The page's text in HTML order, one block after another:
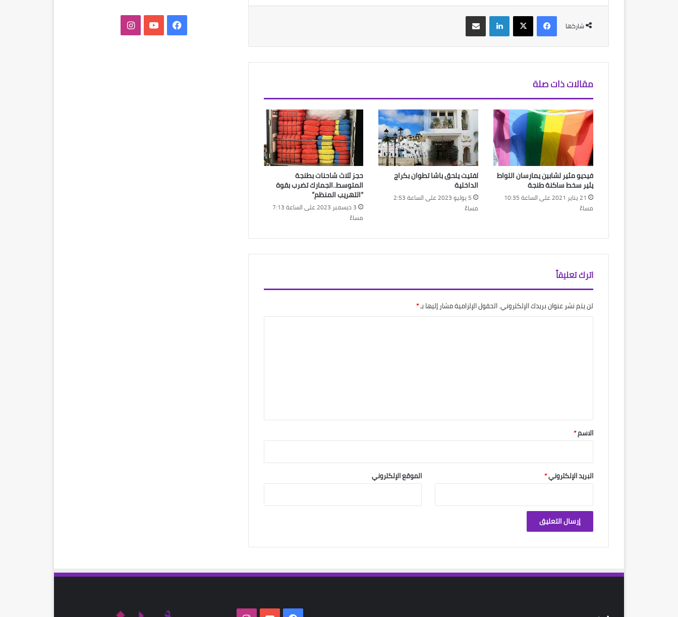
شاركها
فيسبوك‫X لينكدإن مشاركة عبر البريد
مقالات ذات صلة
فيديو مثير لشابين يمارسان اللواط
يثير سخط ساكنة طنجة
21 يناير 2021 على الساعة 10:35
مساءً
لفتيت يلحق باشا تطوان بكراج
الداخلية
5 يوليو 2023 على الساعة 2:53
مساءً
حجز ثلاث شاحنات بطنجة
المتوسط..الجمارك تضرب بقوة
“التهريب المنظم”
3 ديسمبر 2023 على الساعة 7:13
مساءً
اترك تعليقاً
لن يتم نشر عنوان بريدك الإلكتروني.الحقول الإلزامية مشار إليها بـ*
*
الاسم*
البريد الإلكتروني* الموقع الإلكتروني
فيسبوك‫YouTubeانستقرام